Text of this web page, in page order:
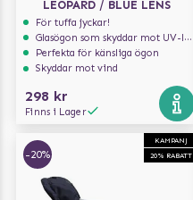
LEOPARD / BLUE LENS
För tuffa jyckar!
Glasögon som skyddar mot UV-ljus
Perfekta för känsliga ögon
Skyddar mot vind
298 kr
Finns i Lager
KAMPANJ
20% RABATT
-20%